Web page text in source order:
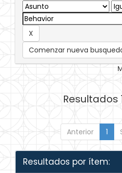
Comenzar nueva
Resultados
Anterior 1
Resultados por ítem: